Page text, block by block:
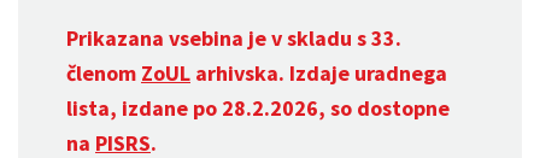
Prikazana vsebina je v skladu s 33.
členom ZoUL arhivska. Izdaje uradnega
lista, izdane po 28.2.2026, so dostopne
na PISRS.